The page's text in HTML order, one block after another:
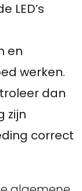
LED’s
en
werken.
dan
zijn
correct